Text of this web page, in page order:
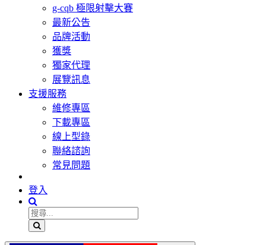
g-cqb 極限射擊大賽
最新公告
品牌活動
獲獎
獨家代理
展覽訊息
支援服務
維修專區
下載專區
線上型錄
聯絡諮詢
常見問題
登入